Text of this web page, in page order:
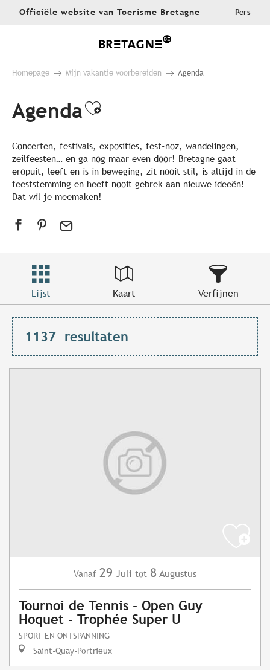
AllerOfficiële website van Toerisme Bretagne Pers
Homepage Mijn vakantie voorbereiden Agenda
AgendaAjouter aux favoris
Concerten, festivals, exposities, fest-noz, wandelingen,
zeilfeesten… en ga nog maar even door! Bretagne gaat
eropuit, leeft en is in beweging, zit nooit stil, is altijd in de
feeststemming en heeft nooit gebrek aan nieuwe ideeën!
Dat wil je meemaken!
Lijst Kaart Verfijnen
1137 resultaten
Vanaf 29 Juli tot 8 Augustus
Tournoi de Tennis - Open Guy
Hoquet - Trophée Super U
SPORT EN ONTSPANNING
Saint-Quay-Portrieux